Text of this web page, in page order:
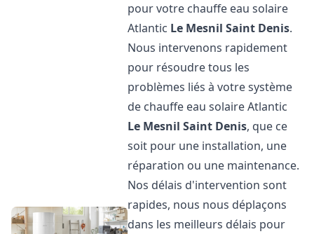
pour votre chauffe eau solaire
Atlantic Le Mesnil Saint Denis.
Nous intervenons rapidement
pour résoudre tous les
problèmes liés à votre système
de chauffe eau solaire Atlantic
Le Mesnil Saint Denis, que ce
soit pour une installation, une
réparation ou une maintenance.
Nos délais d'intervention sont
rapides, nous nous déplaçons
dans les meilleurs délais pour